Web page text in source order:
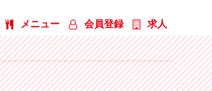
メニュー 会員登録 求人